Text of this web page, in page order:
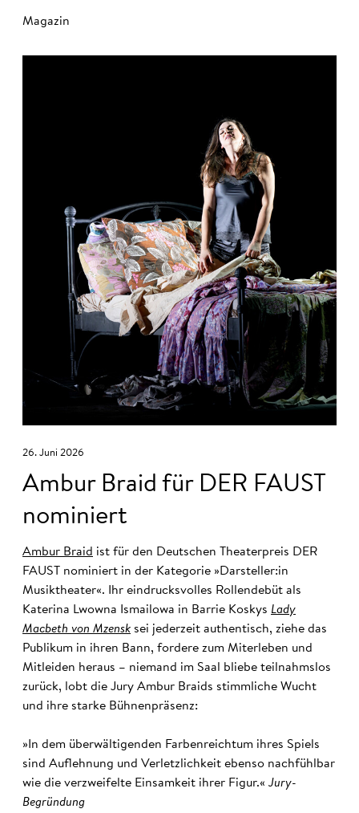
Magazin
26. Juni 2026
Ambur Braid für DER FAUST
nominiert
Ambur Braid ist für den Deutschen Theaterpreis DER
FAUST nominiert in der Kategorie »Darsteller:in
Musiktheater«. Ihr eindrucksvolles Rollendebüt als
Katerina Lwowna Ismailowa in Barrie Koskys Lady
Macbeth von Mzensk sei jederzeit authentisch, ziehe das
Publikum in ihren Bann, fordere zum Miterleben und
Mitleiden heraus – niemand im Saal bliebe teilnahmslos
zurück, lobt die Jury Ambur Braids stimmliche Wucht
und ihre starke Bühnenpräsenz:
»In dem überwältigenden Farbenreichtum ihres Spiels
sind Auflehnung und Verletzlichkeit ebenso nachfühlbar
wie die verzweifelte Einsamkeit ihrer Figur.« Jury-
Begründung